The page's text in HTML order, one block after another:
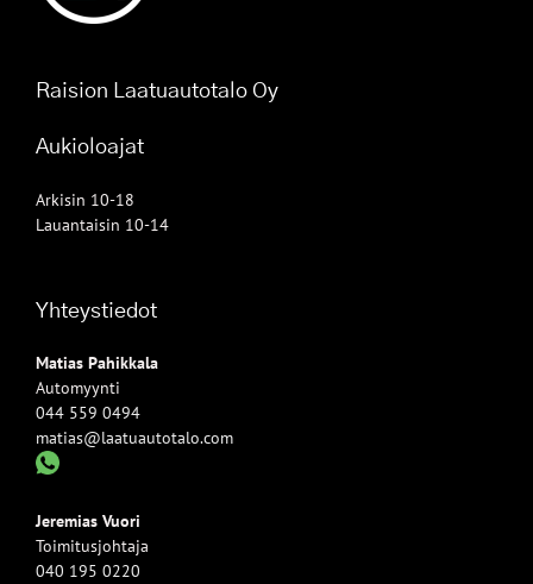
Raision Laatuautotalo Oy
Aukioloajat
Arkisin 10-18
Lauantaisin 10-14
Yhteystiedot
Matias Pahikkala
Automyynti
044 559 0494
matias@laatuautotalo.com
Jeremias Vuori
Toimitusjohtaja
040 195 0220